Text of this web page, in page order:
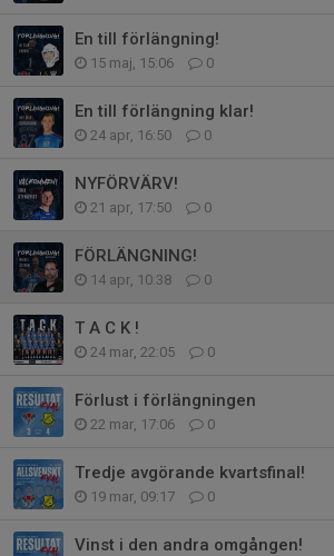
En till förlängning!
15 maj, 15:06 0
En till förlängning klar!
24 apr, 16:50 0
NYFÖRVÄRV!
21 apr, 17:50 0
FÖRLÄNGNING!
14 apr, 10:38 0
T A C K !
24 mar, 22:05 0
Förlust i förlängningen
22 mar, 17:06 0
Tredje avgörande kvartsfinal!
19 mar, 09:17 0
Vinst i den andra omgången!